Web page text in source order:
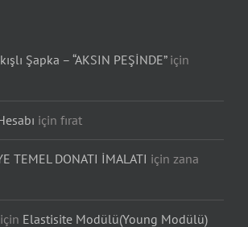
Şapka – “AKSIN PEŞİNDE”için
için fırat
TEMEL DONATI İMALATI için zana
için Elastisite Modülü(Young Modülü)